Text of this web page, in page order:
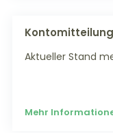
Kontomitteilung
Aktueller Stand
Mehr